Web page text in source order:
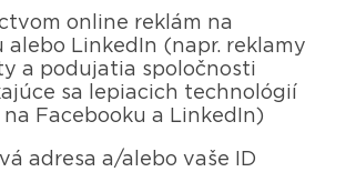
online reklám na
alebo LinkedIn (napr. reklamy
a podujatia spoločnosti
sa lepiacich technológií
Facebooku a LinkedIn)
adresa a/alebo vaše ID